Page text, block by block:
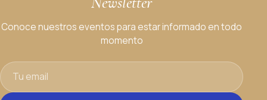
Conoce nuestros eventos para estar informado en todo
momento